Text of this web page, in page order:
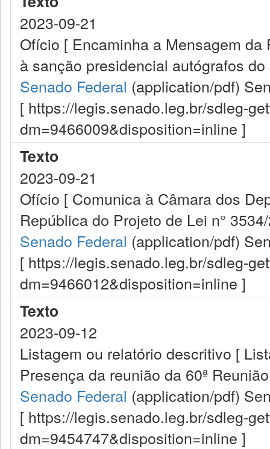
2023-09-21
Ofício [ Encaminha a Mensagem
à sanção presidencial autógrafos
Senado Federal (application/pdf)
[ https://legis.senado.leg.br/sdleg-
dm=9466009&disposition=inline ]
Texto
2023-09-21
Ofício [ Comunica à Câmara dos
República do Projeto de Lei n°
Senado Federal (application/pdf)
[ https://legis.senado.leg.br/sdleg-
dm=9466012&disposition=inline ]
Texto
2023-09-12
Listagem ou relatório descritivo [
Presença da reunião da 60ª
Senado Federal (application/pdf)
[ https://legis.senado.leg.br/sdleg-
dm=9454747&disposition=inline ]